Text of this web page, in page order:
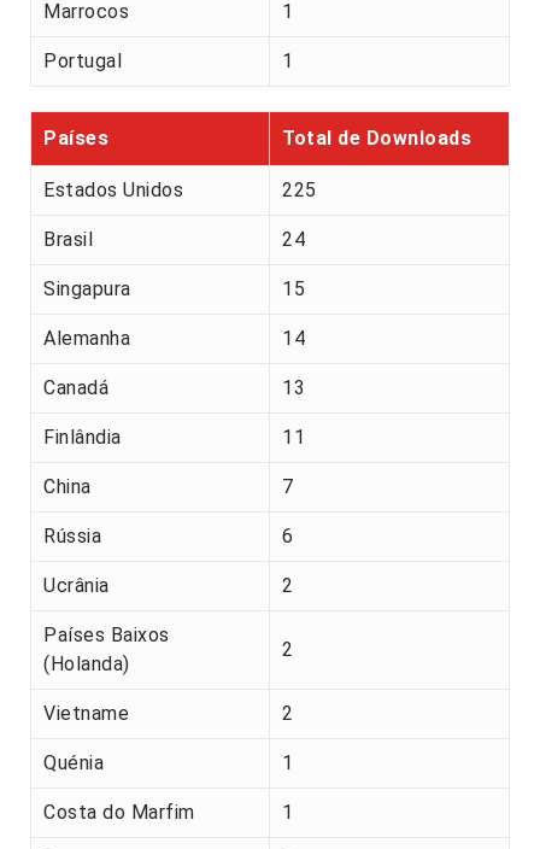
Marrocos 1
Portugal 1
Países Total de Downloads
Estados Unidos 225
Brasil 24
Singapura 15
Alemanha 14
Canadá 13
Finlândia 11
China 7
Rússia 6
Ucrânia 2
Países Baixos
(Holanda)
2
Vietname 2
Quénia 1
Costa do Marfim 1